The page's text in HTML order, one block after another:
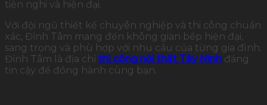
tiện nghi và hiện đại.
Với đội ngũ thiết kế chuyên nghiệp và thi công chuẩn
xác, Đỉnh Tâm mang đến không gian bếp hiện đại,
sang trọng và phù hợp với nhu cầu của từng gia đình.
Đỉnh Tâm là địa chỉ thi công nội thất Tây Ninh đáng
tin cậy để đồng hành cùng bạn.